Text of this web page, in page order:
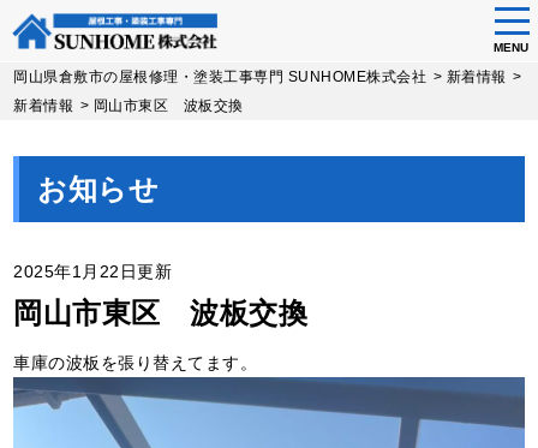
Skip
MENU
岡山県倉敷市の屋根修理・塗装工事専門 SUNHOME株式会社 > 新着情報 >
新着情報 > 岡山市東区 波板交換
お知らせ
2025年1月22日更新
岡山市東区 波板交換
車庫の波板を張り替えてます。